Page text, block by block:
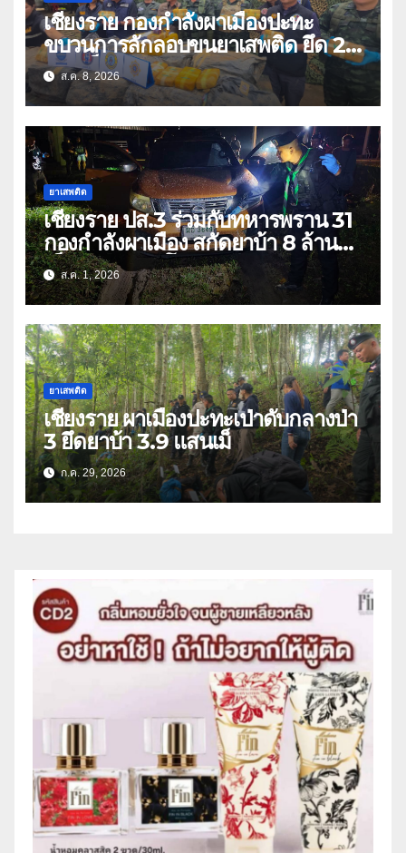
เชียงราย กองกำลังผาเมืองปะทะ
ขบวนการลักลอบขนยาเสพติด ยึด 2
ล้านเม็ด
ส.ค. 8, 2026
ยาเสพติด
เชียงราย ปส.3 ร่วมกับทหารพราน 31
กองกำลังผาเมือง สกัดยาบ้า 8 ล้าน
เม็ด เครือข่าย โล่ง แซ่ลี
ส.ค. 1, 2026
ยาเสพติด
เชียงราย ผาเมืองปะทะเป่าดับกลางป่า
3 ยึดยาบ้า 3.9 แสนเม็
ก.ค. 29, 2026